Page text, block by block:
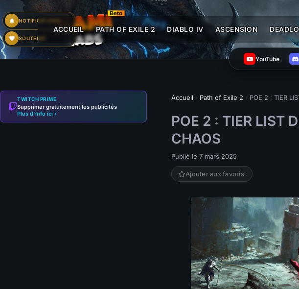
NOTIFICATIONS
SOUTENIR
ACCUEIL PATH OF EXILE 2 DIABLO IV ASCENSION
YouTube
Accueil › Path of Exile 2 › POE 2 : TIER
POE 2 : TIER LIST
CHAOS
Publié le 7 mars 2025
Ajouter aux favoris
TWITCH PRIME
Supprimer gratuitement les publicités
Plus d'info ici ›